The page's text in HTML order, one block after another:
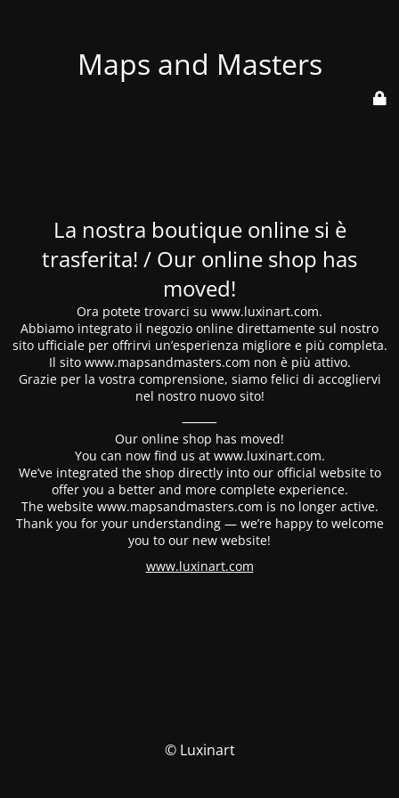
Maps and Masters
La nostra boutique online si è
trasferita! / Our online shop has
moved!
Ora potete trovarci su www.luxinart.com.
Abbiamo integrato il negozio online direttamente sul nostro
sito ufficiale per offrirvi un’esperienza migliore e più completa.
Il sito www.mapsandmasters.com non è più attivo.
Grazie per la vostra comprensione, siamo felici di accogliervi
nel nostro nuovo sito!
⸻
Our online shop has moved!
You can now find us at www.luxinart.com.
We’ve integrated the shop directly into our official website to
offer you a better and more complete experience.
The website www.mapsandmasters.com is no longer active.
Thank you for your understanding — we’re happy to welcome
you to our new website!
www.luxinart.com
© Luxinart